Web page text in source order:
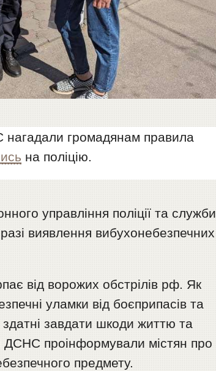
нагадали громадянам правила
на поліцію.
управління поліції та служби
виявлення вибухонебезпечних
від ворожих обстрілів рф. Як
уламки від боєприпасів та
здатні завдати шкоди життю та
ДСНС проінформували містян про
предмету.